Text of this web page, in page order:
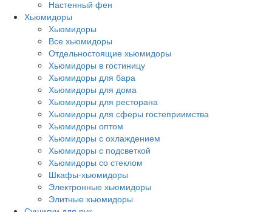
Настенный фен
Хьюмидоры
Хьюмидоры
Все хьюмидоры
Отдельностоящие хьюмидоры
Хьюмидоры в гостиницу
Хьюмидоры для бара
Хьюмидоры для дома
Хьюмидоры для ресторана
Хьюмидоры для сферы гостеприимства
Хьюмидоры оптом
Хьюмидоры с охлаждением
Хьюмидоры с подсветкой
Хьюмидоры со стеклом
Шкафы-хьюмидоры
Электронные хьюмидоры
Элитные хьюмидоры